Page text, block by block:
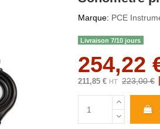
Marque: PCE
Livraison 7/10 jours
254,22
211,85 € HT 223,00 €